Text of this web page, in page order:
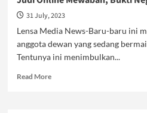
31 July, 2023
Lensa Media News-Baru-baru ini
anggota dewan yang sedang
Tentunya ini menimbulkan...
Read MoreRead